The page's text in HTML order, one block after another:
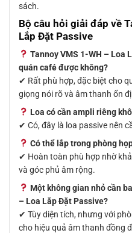
sách.
Bộ câu hỏi giải đáp về
Lắp Đặt Passive
Tannoy VMS 1-WH – Loa
quán café được không?
✔ Rất phù hợp, đặc biệt cho
giọng nói rõ và âm thanh ổn
Loa có cần ampli riêng
✔ Có, đây là loa passive nên
Có thể lắp trong phòng
✔ Hoàn toàn phù hợp nhờ
và góc phủ âm rộng.
Một không gian nhỏ cần
– Loa Lắp Đặt Passive?
✔ Tùy diện tích, nhưng với
cho hiệu quả âm thanh đồng